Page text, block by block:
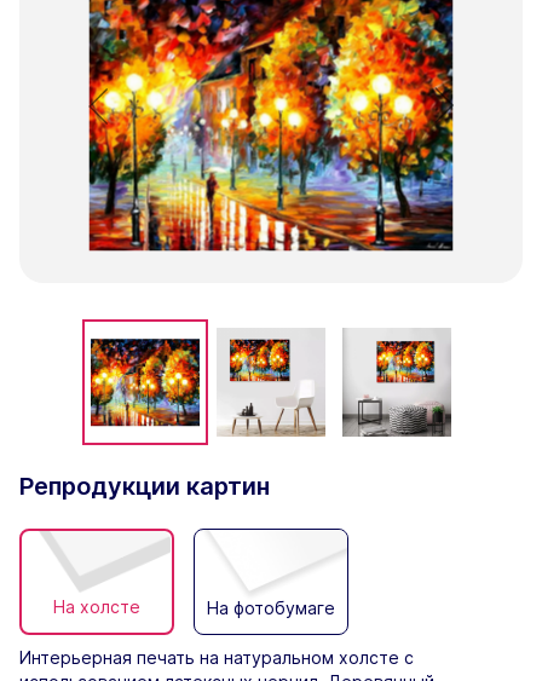
Репродукции картин
На холсте На фотобумаге
Интерьерная печать на натуральном холсте с